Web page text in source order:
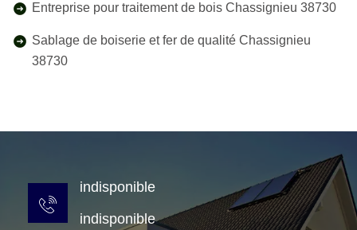
Entreprise pour traitement de bois Chassignieu 38730
Sablage de boiserie et fer de qualité Chassignieu
38730
indisponible
indisponible